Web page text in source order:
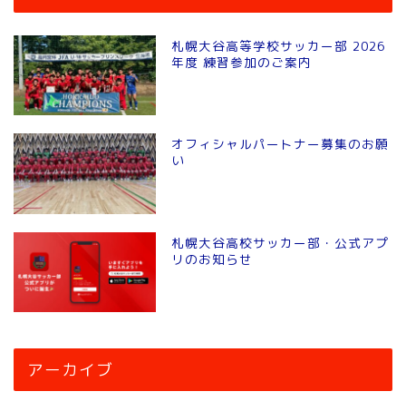
札幌大谷高等学校サッカー部 2026
年度 練習参加のご案内
オフィシャルパートナー募集のお願
い
札幌大谷高校サッカー部・公式アプ
リのお知らせ
アーカイブ